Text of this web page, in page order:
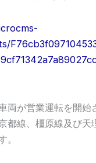
両が営業運転を開始
都線、橿原線及び天
。